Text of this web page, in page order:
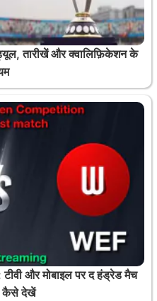
तारीखें और क्वालिफ़िकेशन के
और मोबाइल पर द हंड्रेड मैच
कैसे देखें